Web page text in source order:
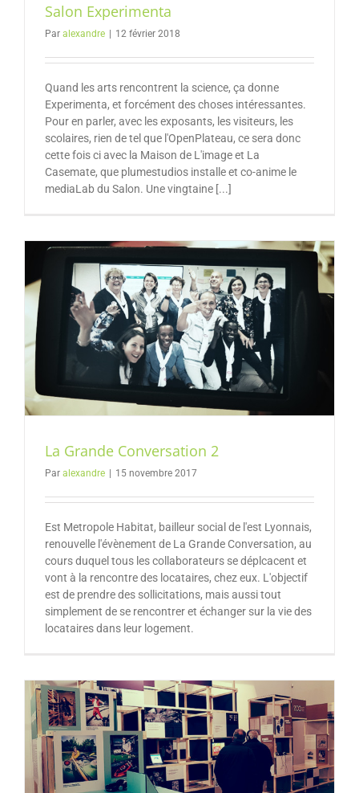
Salon Experimenta
Par alexandre 12 février 2018
Quand les arts rencontrent la science, ça donne
Experimenta, et forcément des choses intéressantes.
Pour en parler, avec les exposants, les visiteurs, les
scolaires, rien de tel que l'OpenPlateau, ce sera donc
cette fois ci avec la Maison de L'image et La
Casemate, que plumestudios installe et co-anime le
mediaLab du Salon. Une vingtaine [...]
La Grande Conversation 2
Par alexandre 15 novembre 2017
Est Metropole Habitat, bailleur social de l'est Lyonnais,
renouvelle l'évènement de La Grande Conversation, au
cours duquel tous les collaborateurs se déplcacent et
vont à la rencontre des locataires, chez eux. L'objectif
est de prendre des sollicitations, mais aussi tout
simplement de se rencontrer et échanger sur la vie des
locataires dans leur logement.